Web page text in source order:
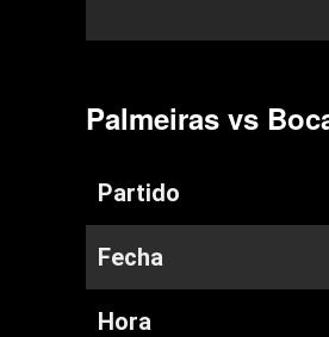
Palmeiras vs
Partido
Fecha
Hora